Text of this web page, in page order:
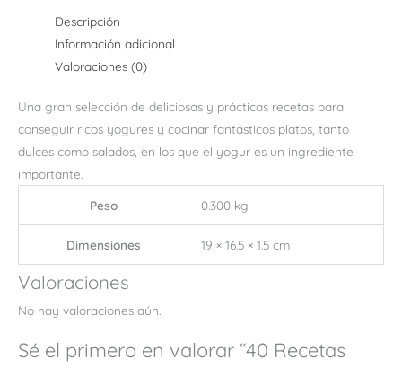
Descripción
Información adicional
Valoraciones (0)
Una gran selección de deliciosas y prácticas recetas para
conseguir ricos yogures y cocinar fantásticos platos, tanto
dulces como salados, en los que el yogur es un ingrediente
importante.
Peso 0.300 kg
Dimensiones 19 × 16.5 × 1.5 cm
Valoraciones
No hay valoraciones aún.
Sé el primero en valorar “40 Recetas